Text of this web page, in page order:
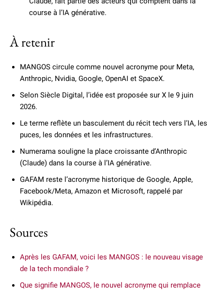
course à l’IA générative.
À retenir
MANGOS circule comme nouvel acronyme pour Meta,
Anthropic, Nvidia, Google, OpenAI et SpaceX.
Selon Siècle Digital, l’idée est proposée sur X le 9 juin
2026.
Le terme reflète un basculement du récit tech vers l’IA, les
puces, les données et les infrastructures.
Numerama souligne la place croissante d’Anthropic
(Claude) dans la course à l’IA générative.
GAFAM reste l’acronyme historique de Google, Apple,
Facebook/Meta, Amazon et Microsoft, rappelé par
Wikipédia.
Sources
Après les GAFAM, voici les MANGOS : le nouveau visage
de la tech mondiale ?
Que signifie MANGOS, le nouvel acronyme qui remplace